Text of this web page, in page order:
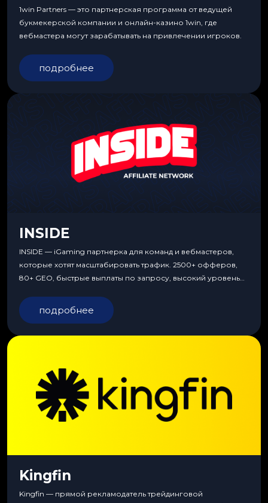
1win Partners — это партнерская программа от ведущей
букмекерской компании и онлайн-казино 1win, где
вебмастера могут зарабатывать на привлечении игроков.
подробнее
INSIDE
INSIDE — iGaming партнерка для команд и вебмастеров,
которые хотят масштабировать трафик. 2500+ офферов,
80+ GEO, быстрые выплаты по запросу, высокий уровень
подробнее
Kingfin
Kingfin — прямой рекламодатель трейдинговой